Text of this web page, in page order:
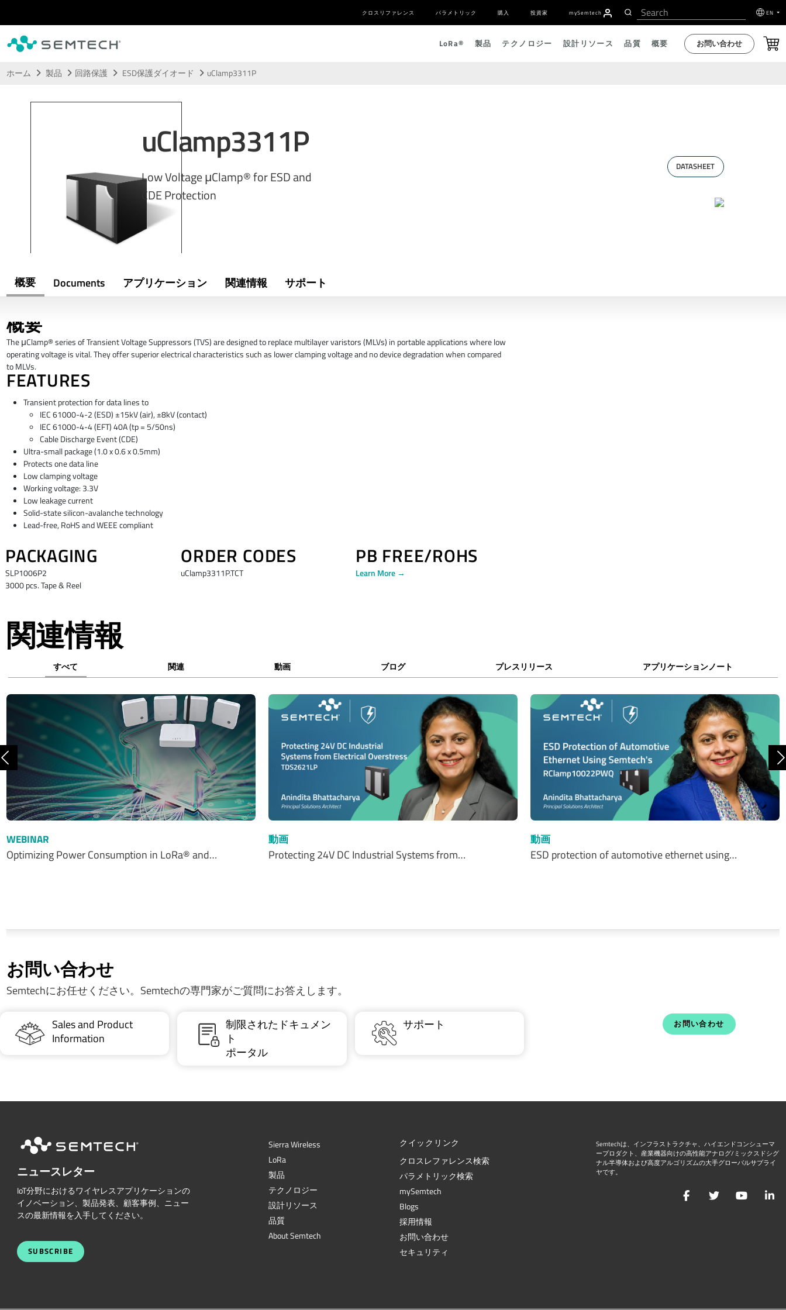
メインコンテンツにスキップ
クロスリファレンス パラメトリック 購入 投資家 mySemtech EN
LoRa® 製品 テクノロジー 設計リソース 品質 概要 お問い合わせ
ホーム 製品 回路保護 ESD保護ダイオード uClamp3311P
uClamp3311P
Low Voltage μClamp® for ESD and
CDE Protection
DATASHEET
概要 Documents アプリケーション 関連情報 サポート
概要
The μClamp® series of Transient Voltage Suppressors (TVS) are designed to replace multilayer varistors (MLVs) in portable applications where low
operating voltage is vital. They offer superior electrical characteristics such as lower clamping voltage and no device degradation when compared
to MLVs.
FEATURES
Transient protection for data lines to
IEC 61000-4-2 (ESD) ±15kV (air), ±8kV (contact)
IEC 61000-4-4 (EFT) 40A (tp = 5/50ns)
Cable Discharge Event (CDE)
Ultra-small package (1.0 x 0.6 x 0.5mm)
Protects one data line
Low clamping voltage
Working voltage: 3.3V
Low leakage current
Solid-state silicon-avalanche technology
Lead-free, RoHS and WEEE compliant
PACKAGING
SLP1006P2
3000 pcs. Tape & Reel
ORDER CODES
uClamp3311P.TCT
PB FREE/ROHS
Learn More →
関連情報
すべて 関連 動画 ブログ プレスリリース アプリケーションノート
WEBINAR
Optimizing Power Consumption in LoRa® and…
動画
Protecting 24V DC Industrial Systems from…
動画
ESD protection of automotive ethernet using…
前へ
お問い合わせ
Semtechにお任せください。Semtechの専門家がご質問にお答えします。
Sales and Product
Information
制限されたドキュメン
ト
ポータル
サポート お問い合わせ
ニュースレター
IoT分野におけるワイヤレスアプリケーションの
イノベーション、製品発表、顧客事例、ニュー
スの最新情報を入手してください。
SUBSCRIBE
Sierra Wireless
LoRa
製品
テクノロジー
設計リソース
品質
About Semtech
クイックリンク
クロスレファレンス検索
パラメトリック検索
mySemtech
Blogs
採用情報
お問い合わせ
セキュリティ
Semtechは、インフラストラクチャ、ハイエンドコンシューマ
ープロダクト、産業機器向けの高性能アナログ/ミックスドシグ
ナル半導体および高度アルゴリズムの大手グローバルサプライ
ヤです。
FacebookTwitter